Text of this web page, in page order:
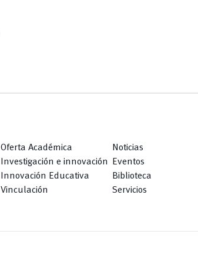
Oferta Académica
Investigación e innovación
Innovación Educativa
Vinculación
Noticias
Eventos
Biblioteca
Servicios